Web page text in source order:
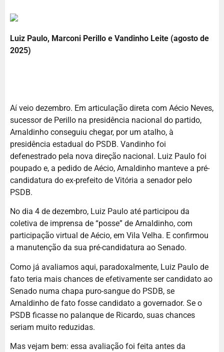
Luiz Paulo, Marconi Perillo e Vandinho Leite (agosto de
2025)
Aí veio dezembro. Em articulação direta com Aécio Neves,
sucessor de Perillo na presidência nacional do partido,
Arnaldinho conseguiu chegar, por um atalho, à
presidência estadual do PSDB. Vandinho foi
defenestrado pela nova direção nacional. Luiz Paulo foi
poupado e, a pedido de Aécio, Arnaldinho manteve a pré-
candidatura do ex-prefeito de Vitória a senador pelo
PSDB.
No dia 4 de dezembro, Luiz Paulo até participou da
coletiva de imprensa de “posse” de Arnaldinho, com
participação virtual de Aécio, em Vila Velha. E confirmou
a manutenção da sua pré-candidatura ao Senado.
Como já avaliamos aqui, paradoxalmente, Luiz Paulo de
fato teria mais chances de efetivamente ser candidato ao
Senado numa chapa puro-sangue do PSDB, se
Arnaldinho de fato fosse candidato a governador. Se o
PSDB ficasse no palanque de Ricardo, suas chances
seriam muito reduzidas.
Mas vejam bem: essa avaliação foi feita antes da